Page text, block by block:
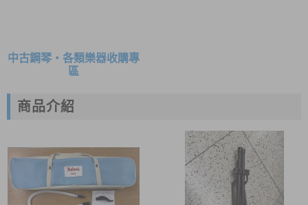
中古鋼琴・各類樂器收購專
區
商品介紹